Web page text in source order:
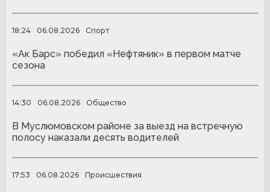
18:24 06.08.2026 Спорт
«Ак Барс» победил «Нефтяник» в первом матче
сезона
14:30 06.08.2026 Общество
В Муслюмовском районе за выезд на встречную
полосу наказали десять водителей
17:53 06.08.2026 Происшествия